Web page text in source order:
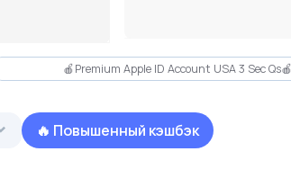
🍎Premium Apple ID Account USA 3 Sec Qs🍎
🔥 Повышенный кэшбэк